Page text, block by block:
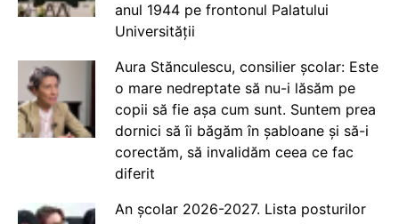
anul 1944 pe frontonul Palatului
Universității
Aura Stănculescu, consilier școlar: Este
o mare nedreptate să nu-i lăsăm pe
copii să fie așa cum sunt. Suntem prea
dornici să îi băgăm în șabloane și să-i
corectăm, să invalidăm ceea ce fac
diferit
An școlar 2026-2027. Lista posturilor